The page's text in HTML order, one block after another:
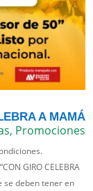
A MAMÁ
, Promociones
GIRO CELEBRA
se deben tener en